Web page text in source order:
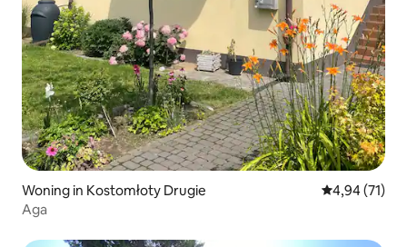
Woning in Kostomłoty Drugie Gemiddelde
4,94 (71)
Aga